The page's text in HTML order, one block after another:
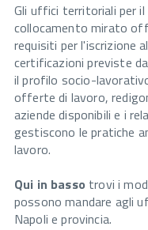
Gli uffici territoriali per il
collocamento mirato
requisiti per l'iscrizione
certificazioni previste
il profilo socio-
offerte di lavoro,
aziende disponibili e i
gestiscono le pratiche
lavoro.
Qui in basso trovi i
possono mandare agli
Napoli e provincia.